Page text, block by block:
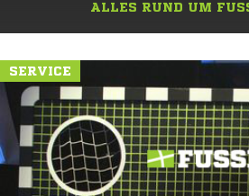
ALLES RUND UM
SERVICE